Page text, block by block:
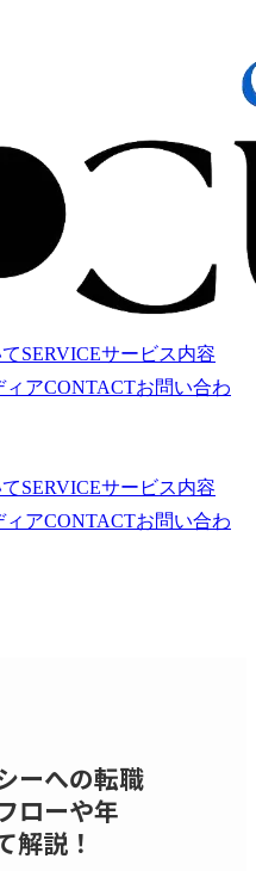
SERVICEサービス内容
ィアCONTACTお問い合わ
SERVICEサービス内容
ィアCONTACTお問い合わ
ーへの転職
ローや年
解説！